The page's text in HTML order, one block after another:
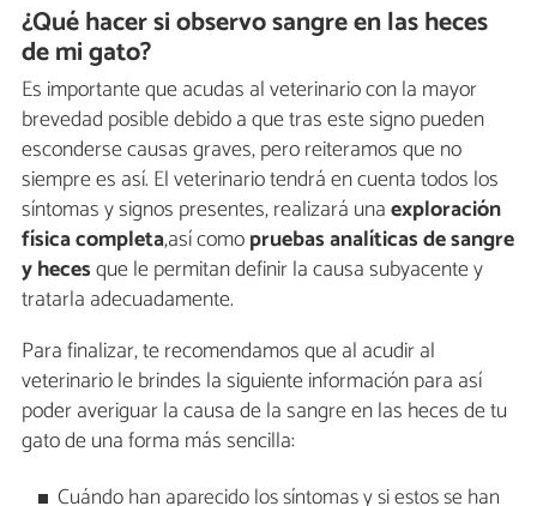
¿Qué hacer si observo sangre en las heces
de mi gato?
Es importante que acudas al veterinario con la mayor
brevedad posible debido a que tras este signo pueden
esconderse causas graves, pero reiteramos que no
siempre es así. El veterinario tendrá en cuenta todos los
síntomas y signos presentes, realizará unaexploración
física completa,así comopruebas analíticas de sangre
y hecesque le permitan definir la causa subyacente y
tratarla adecuadamente.
Para finalizar, te recomendamos que al acudir al
veterinario le brindes la siguiente información para así
poder averiguar la causa de la sangre en las heces de tu
gato de una forma más sencilla:
Cuándo han aparecido los síntomas y si estos se han